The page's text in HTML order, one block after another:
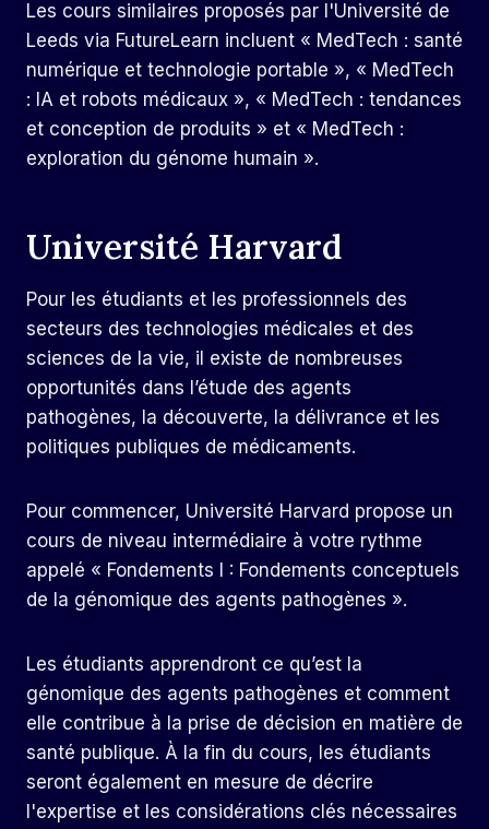
Les cours similaires proposés par l'Université de
Leeds via FutureLearn incluent « MedTech : santé
numérique et technologie portable », « MedTech
: IA et robots médicaux », « MedTech : tendances
et conception de produits » et « MedTech :
exploration du génome humain ».
Université Harvard
Pour les étudiants et les professionnels des
secteurs des technologies médicales et des
sciences de la vie, il existe de nombreuses
opportunités dans l’étude des agents
pathogènes, la découverte, la délivrance et les
politiques publiques de médicaments.
Pour commencer, Université Harvard propose un
cours de niveau intermédiaire à votre rythme
appelé « Fondements I : Fondements conceptuels
de la génomique des agents pathogènes ».
Les étudiants apprendront ce qu’est la
génomique des agents pathogènes et comment
elle contribue à la prise de décision en matière de
santé publique. À la fin du cours, les étudiants
seront également en mesure de décrire
l'expertise et les considérations clés nécessaires